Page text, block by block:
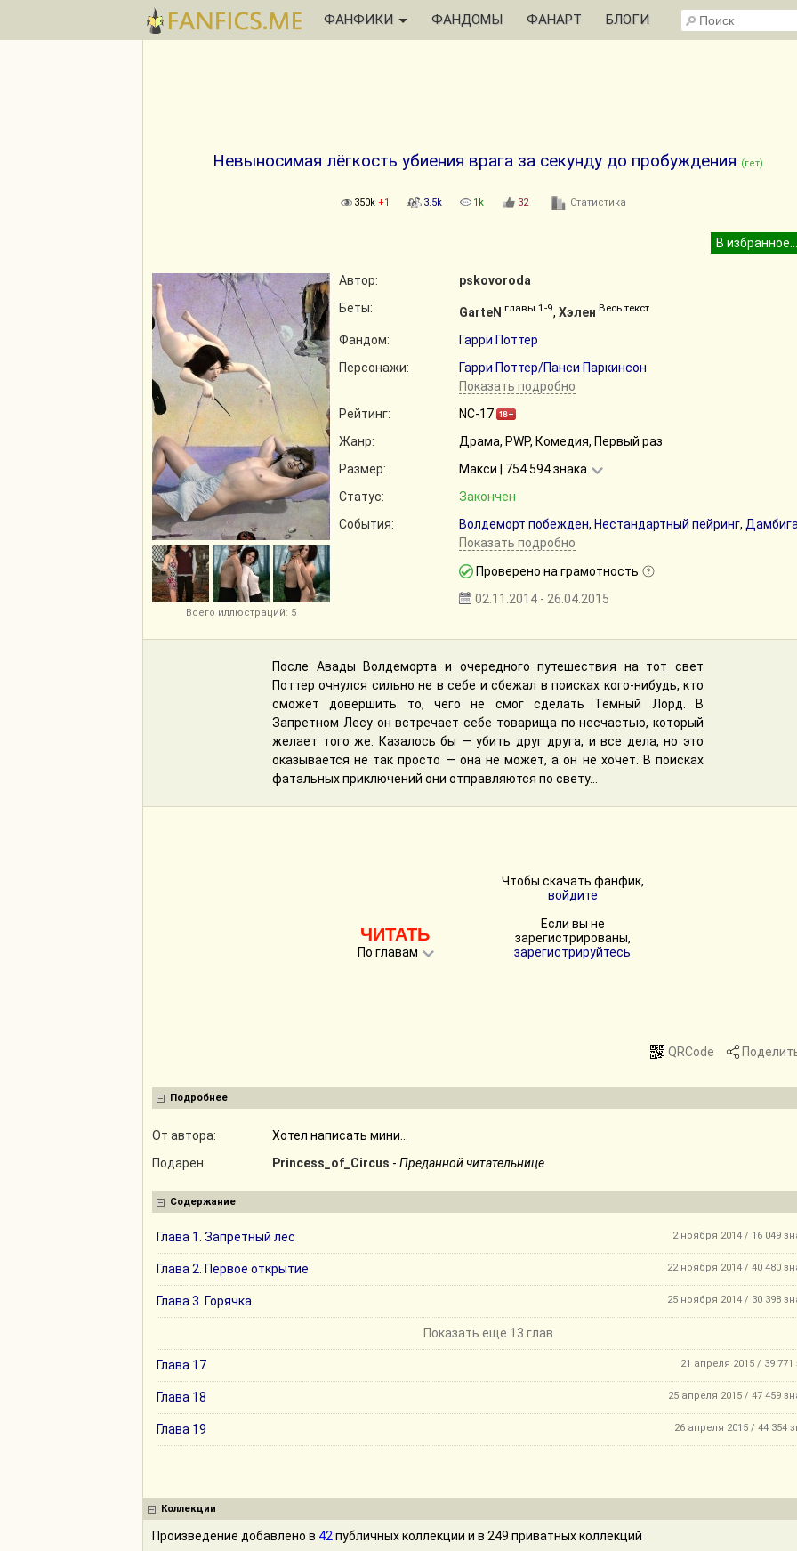
ФАНФИКИ ФАНДОМЫ ФАНАРТ БЛОГИ
Невыносимая лёгкость убиения врага за секунду до пробуждения (гет)
350k +1 3.5k 1k 32 Статистика
Всего иллюстраций: 5
Автор:
pskovoroda
Беты:
GarteN главы 1-9, Хэлен Весь текст
Фандом:
Гарри Поттер
Персонажи:
Гарри Поттер/Панси Паркинсон
Показать подробно
Рейтинг:
NC-17
Жанр:
Драма, PWP, Комедия, Первый раз
Размер:
Макси | 754 594 знака
Статус:
Закончен
События:
Волдеморт побежден, Нестандартный пейринг,
Показать подробно
Проверено на грамотность
02.11.2014 - 26.04.2015
После Авады Волдеморта и очередного путешествия на тот свет
Поттер очнулся сильно не в себе и сбежал в поисках кого-нибудь, кто
сможет довершить то, чего не смог сделать Тёмный Лорд. В
Запретном Лесу он встречает себе товарища по несчастью, который
желает того же. Казалось бы — убить друг друга, и все дела, но это
оказывается не так просто — она не может, а он не хочет. В поисках
фатальных приключений они отправляются по свету...
ЧИТАТЬ
По главам
Чтобы скачать фанфик,
войдите
Если вы не
зарегистрированы,
зарегистрируйтесь
QRCode
Подробнее
От автора:
Хотел написать мини...
Подарен:
Princess_of_Circus - Преданной читательнице
Содержание
Глава 1. Запретный лес 2 ноября 2014 / 16 049
Глава 2. Первое открытие 22 ноября 2014 / 40 480
Глава 3. Горячка 25 ноября 2014 / 30 398
Показать еще 13 глав
Глава 17 21 апреля 2015 / 39 771
Глава 18 25 апреля 2015 / 47 459
Глава 19 26 апреля 2015 / 44 354
Коллекции
Произведение добавлено в 42 публичных коллекции и в 249 приватных коллекций